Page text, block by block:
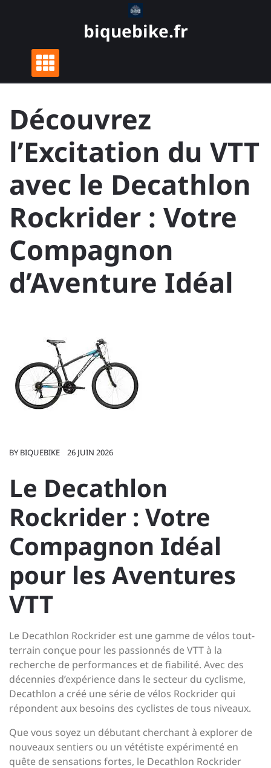
biquebike.fr
Découvrez
l’Excitation du VTT
avec le Decathlon
Rockrider : Votre
Compagnon
d’Aventure Idéal
BY BIQUEBIKE 26 JUIN 2026
Le Decathlon
Rockrider : Votre
Compagnon Idéal
pour les Aventures
VTT
Le Decathlon Rockrider est une gamme de vélos tout-
terrain conçue pour les passionnés de VTT à la
recherche de performances et de fiabilité. Avec des
décennies d’expérience dans le secteur du cyclisme,
Decathlon a créé une série de vélos Rockrider qui
répondent aux besoins des cyclistes de tous niveaux.
Que vous soyez un débutant cherchant à explorer de
nouveaux sentiers ou un vététiste expérimenté en
quête de sensations fortes, le Decathlon Rockrider